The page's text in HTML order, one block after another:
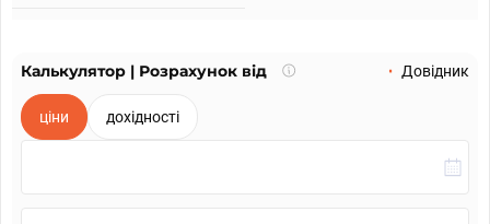
Калькулятор | Розрахунок від
Що
Довідник
ціни дохідності